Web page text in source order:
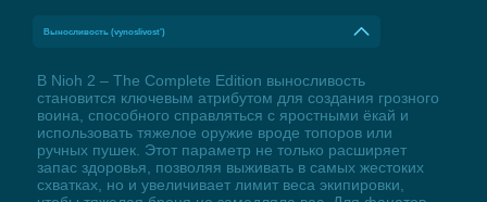
Выносливость (vynoslivost')
В Nioh 2 – The Complete Edition выносливость
становится ключевым атрибутом для создания грозного
воина, способного справляться с яростными ёкай и
использовать тяжелое оружие вроде топоров или
ручных пушек. Этот параметр не только расширяет
запас здоровья, позволяя выживать в самых жестоких
схватках, но и увеличивает лимит веса экипировки,